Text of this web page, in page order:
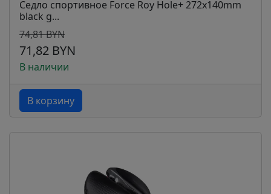
Седло спортивное Force Roy Hole+ 272x140mm
black g...
74,81 BYN
71,82 BYN
В наличии
В корзину